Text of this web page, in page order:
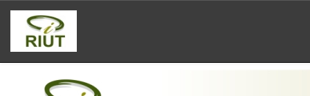
Skip
navigation